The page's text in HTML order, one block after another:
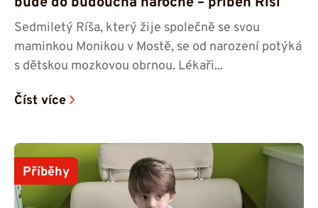
Sedmiletý Ríša, který žije společně se svou
maminkou Monikou v Mostě, se od narození potýká
s dětskou mozkovou obrnou. Lékaři...
Číst více
Příběhy